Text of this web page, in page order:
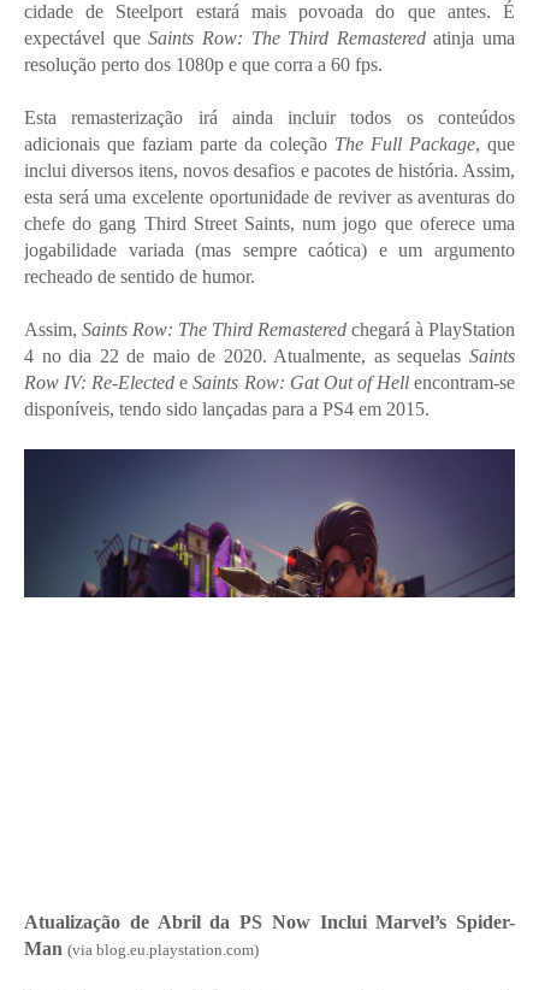
cidade de Steelport estará mais povoada do que antes. É
expectável queSaints Row: The Third Remasteredatinja uma
resolução perto dos 1080p e que corra a 60 fps.
Esta remasterização irá ainda incluir todos os conteúdos
adicionais que faziam parte da coleção The Full Package, que
inclui diversos itens, novos desafios e pacotes de história. Assim,
esta será uma excelente oportunidade de reviver as aventuras do
chefe do gang Third Street Saints, num jogo que oferece uma
jogabilidade variada (mas sempre caótica) e um argumento
recheado de sentido de humor.
Assim, Saints Row: The Third Remastered chegará à PlayStation
4 no dia 22 de maio de 2020. Atualmente, as sequelas Saints
Row IV: Re-Elected eSaints Row: Gat Out of Hellencontram-se
disponíveis, tendo sido lançadas para a PS4 em 2015.
Atualização de Abril da PS Now Inclui Marvel’s Spider-
Man (via blog.eu.playstation.com)